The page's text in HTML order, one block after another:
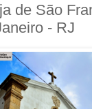
de São
- RJ